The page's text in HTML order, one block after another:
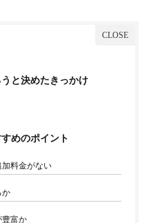
と決めたきっかけ
めのポイント
加料金がない
か
豊富か